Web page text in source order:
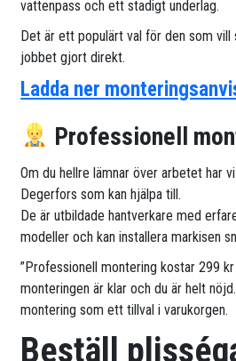
vattenpass och ett stadigt underlag.
Det är ett populärt val för den som vill
jobbet gjort direkt.
Ladda ner
Professionell
Om du hellre lämnar över arbetet har
Degerfors som kan hjälpa till.
De är utbildade hantverkare med
modeller och kan installera markisen
”Professionell montering kostar 299
monteringen är klar och du är helt
montering som ett tillval i varukorgen.
Beställ